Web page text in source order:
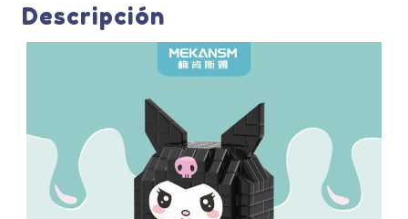
Descripción